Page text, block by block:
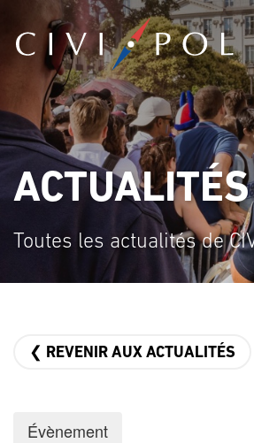
ACTUALITÉS
Toutes les actualités de
❮ REVENIR AUX ACTUALITÉS
Évènement